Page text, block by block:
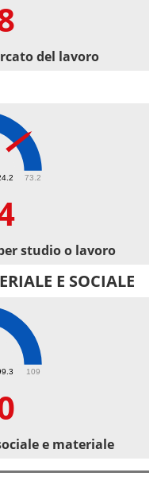
del lavoro
73.2
studio o lavoro
E SOCIALE
109
e materiale